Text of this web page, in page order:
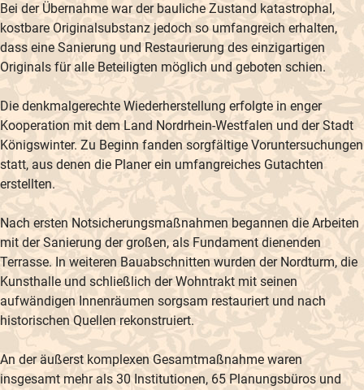
Bei der Übernahme war der bauliche Zustand katastrophal,
kostbare Originalsubstanz jedoch so umfangreich erhalten,
dass eine Sanierung und Restaurierung des einzigartigen
Originals für alle Beteiligten möglich und geboten schien.
Die denkmalgerechte Wiederherstellung erfolgte in enger
Kooperation mit dem Land Nordrhein-Westfalen und der Stadt
Königswinter. Zu Beginn fanden sorgfältige Voruntersuchungen
statt, aus denen die Planer ein umfangreiches Gutachten
erstellten.
Nach ersten Notsicherungsmaßnahmen begannen die Arbeiten
mit der Sanierung der großen, als Fundament dienenden
Terrasse. In weiteren Bauabschnitten wurden der Nordturm, die
Kunsthalle und schließlich der Wohntrakt mit seinen
aufwändigen Innenräumen sorgsam restauriert und nach
historischen Quellen rekonstruiert.
An der äußerst komplexen Gesamtmaßnahme waren
insgesamt mehr als 30 Institutionen, 65 Planungsbüros und